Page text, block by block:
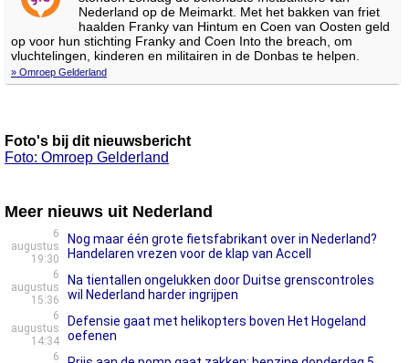
Nederland op de Meimarkt. Met het bakken van friet
haalden Franky van Hintum en Coen van Oosten geld
op voor hun stichting Franky and Coen Into the breach, om
vluchtelingen, kinderen en militairen in de Donbas te helpen.
» Omroep Gelderland
Foto's bij dit nieuwsbericht
Foto: Omroep Gelderland
Meer nieuws uit Nederland
6
augustus
19:30
Nog maar één grote fietsfabrikant over in Nederland?
Handelaren vrezen voor de klap van Accell
6
augustus
15:36
Na tientallen ongelukken door Duitse grenscontroles
wil Nederland harder ingrijpen
6
augustus
14:34
Defensie gaat met helikopters boven Het Hogeland
oefenen
6